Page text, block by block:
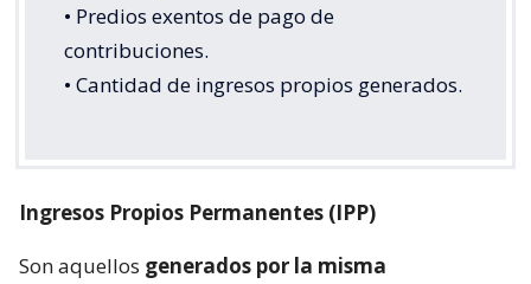
• Predios exentos de pago de
contribuciones.
• Cantidad de ingresos propios generados.
Ingresos Propios Permanentes (IPP)
Son aquellos generados por la misma